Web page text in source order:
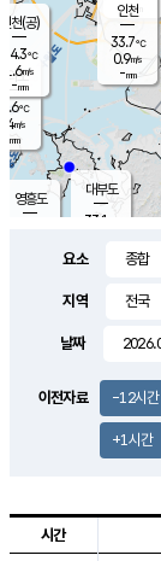
의도
℃
m/s
mm
영흥도
대부도
33.1
-mm
인천(공)
34.3℃
1.6m/s
-mm
인천
33.7℃
0.9m/s
-mm
요소
지역
날짜
이전자료 -12시간
+1시간
시간